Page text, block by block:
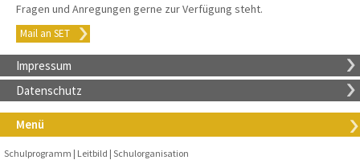
Fragen und Anregungen gerne zur Verfügung steht.
Mail an SET
Impressum
Datenschutz
Menü
Schulprogramm Leitbild Schulorganisation